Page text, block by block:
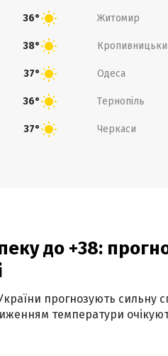
36° Житомир
38°
37° Одеса
36° Тернопіль
37° Черкаси
до +38:
прогнозують сильну
температури